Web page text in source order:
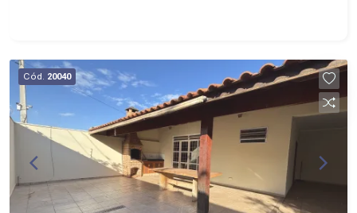
Sul, Zona Leste, Centro e Bonfim Paulista; - para
Venda, Compra e Locação, imobiliária é Ribeirão
Imóveis - sede na Av. Professor João Fiusa;
Cód. 20040